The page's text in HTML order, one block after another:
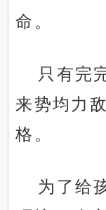
命。
只有完
来势均力
格。
为了给